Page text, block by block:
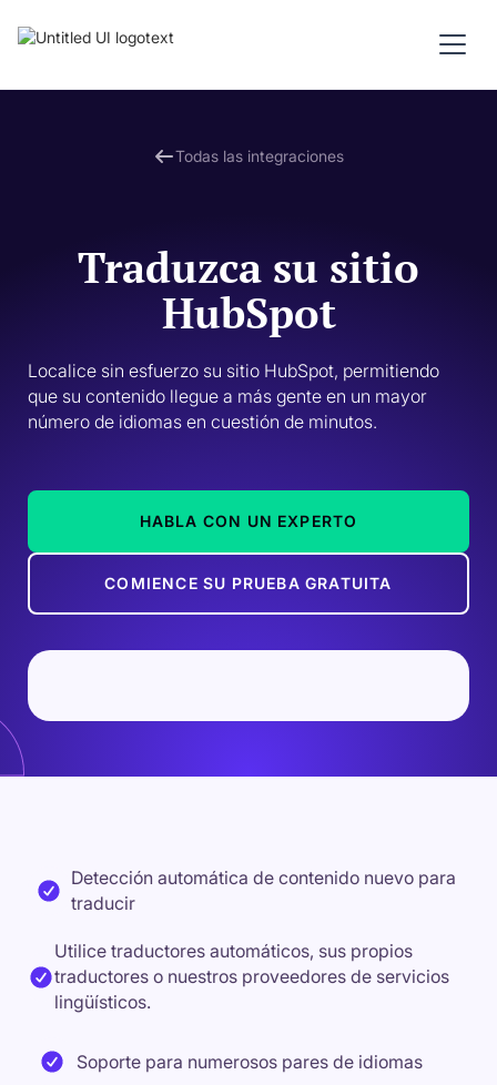
Todas las integraciones
Traduzca su sitio
HubSpot
Localice sin esfuerzo su sitio HubSpot, permitiendo
que su contenido llegue a más gente en un mayor
número de idiomas en cuestión de minutos.
HABLA CON UN EXPERTO
COMIENCE SU PRUEBA GRATUITA
Detección automática de contenido nuevo para
traducir
Utilice traductores automáticos, sus propios
traductores o nuestros proveedores de servicios
lingüísticos.
Soporte para numerosos pares de idiomas